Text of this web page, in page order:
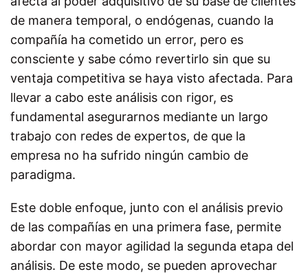
de manera temporal, o endógenas, cuando la
compañía ha cometido un error, pero es
consciente y sabe cómo revertirlo sin que su
ventaja competitiva se haya visto afectada. Para
llevar a cabo este análisis con rigor, es
fundamental asegurarnos mediante un largo
trabajo con redes de expertos, de que la
empresa no ha sufrido ningún cambio de
paradigma.
Este doble enfoque, junto con el análisis previo
de las compañías en una primera fase, permite
abordar con mayor agilidad la segunda etapa del
análisis. De este modo, se pueden aprovechar